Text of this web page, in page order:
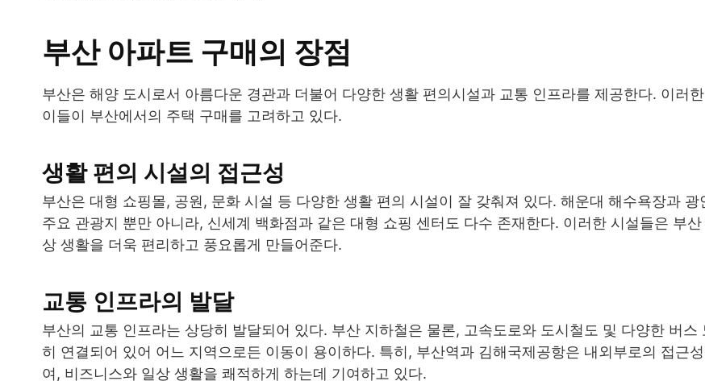
부산 아파트 구매의 장점
부산은 해양 도시로서 아름다운 경관과 더불어 다양한 생활 편의시설과 교통 인프라를 제공한다. 이러
이들이 부산에서의 주택 구매를 고려하고 있다.
생활 편의 시설의 접근성
부산은 대형 쇼핑몰, 공원, 문화 시설 등 다양한 생활 편의 시설이 잘 갖춰져 있다. 해운대 해수욕장과 광
주요 관광지 뿐만 아니라, 신세계 백화점과 같은 대형 쇼핑 센터도 다수 존재한다. 이러한 시설들은 부
상 생활을 더욱 편리하고 풍요롭게 만들어준다.
교통 인프라의 발달
부산의 교통 인프라는 상당히 발달되어 있다. 부산 지하철은 물론, 고속도로와 도시철도 및 다양한 버스
히 연결되어 있어 어느 지역으로든 이동이 용이하다. 특히, 부산역과 김해국제공항은 내외부로의 접근
여, 비즈니스와 일상 생활을 쾌적하게 하는데 기여하고 있다.